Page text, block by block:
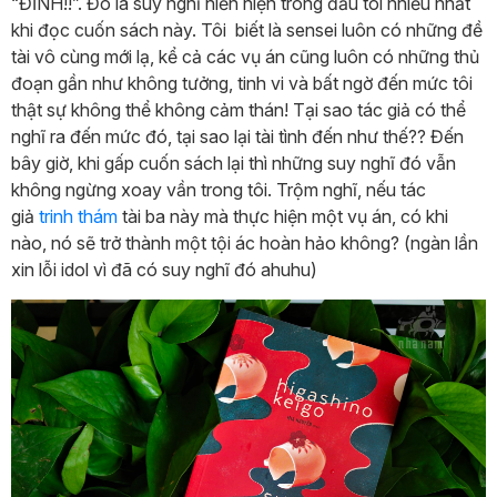
khi đọc cuốn sách này. Tôi biết là sensei luôn có những đề
tài vô cùng mới lạ, kể cả các vụ án cũng luôn có những thủ
đoạn gần như không tưởng, tinh vi và bất ngờ đến mức tôi
thật sự không thể không cảm thán! Tại sao tác giả có thể
nghĩ ra đến mức đó, tại sao lại tài tình đến như thế?? Đến
bây giờ, khi gấp cuốn sách lại thì những suy nghĩ đó vẫn
không ngừng xoay vần trong tôi. Trộm nghĩ, nếu tác
giả trinh thám tài ba này mà thực hiện một vụ án, có khi
nào, nó sẽ trở thành một tội ác hoàn hảo không? (ngàn lần
xin lỗi idol vì đã có suy nghĩ đó ahuhu)